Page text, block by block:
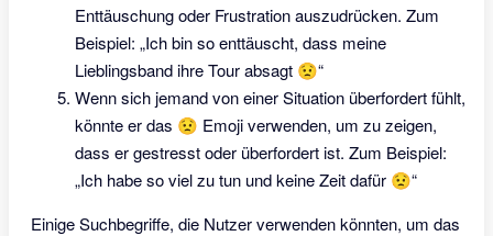
Enttäuschung oder Frustration auszudrücken. Zum
Beispiel: „Ich bin so enttäuscht, dass meine
Lieblingsband ihre Tour absagt 😟“
Wenn sich jemand von einer Situation überfordert fühlt,
könnte er das 😟 Emoji verwenden, um zu zeigen,
dass er gestresst oder überfordert ist. Zum Beispiel:
„Ich habe so viel zu tun und keine Zeit dafür 😟“
Einige Suchbegriffe, die Nutzer verwenden könnten, um das